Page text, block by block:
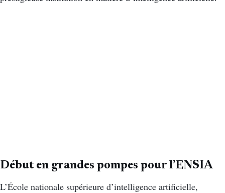
Début en grandes pompes pour l’ENSIA
L’École nationale supérieure d’intelligence artificielle,